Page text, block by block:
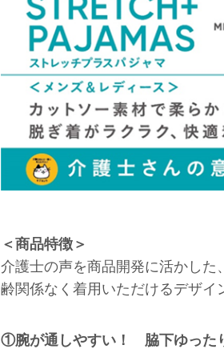
＜商品特徴＞
介護士の声を商品開発に活かし
齢関係なく着用いただけるデザイ
①腕が通しやすい！ 脇下ゆった